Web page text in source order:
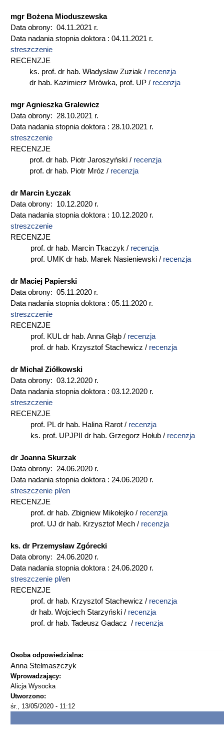
mgr Bożena Mioduszewska
Data obrony: 04.11.2021 r.
Data nadania stopnia doktora : 04.11.2021 r.
streszczenie
RECENZJE
ks. prof. dr hab. Władysław Zuziak / recenzja
dr hab. Kazimierz Mrówka, prof. UP / recenzja
mgr Agnieszka Gralewicz
Data obrony: 28.10.2021 r.
Data nadania stopnia doktora : 28.10.2021 r.
streszczenie
RECENZJE
prof. dr hab. Piotr Jaroszyński / recenzja
prof. dr hab. Piotr Mróz / recenzja
dr Marcin Łyczak
Data obrony: 10.12.2020 r.
Data nadania stopnia doktora : 10.12.2020 r.
streszczenie
RECENZJE
prof. dr hab. Marcin Tkaczyk / recenzja
prof. UMK dr hab. Marek Nasieniewski / recenzja
dr Maciej Papierski
Data obrony: 05.11.2020 r.
Data nadania stopnia doktora : 05.11.2020 r.
streszczenie
RECENZJE
prof. KUL dr hab. Anna Głąb / recenzja
prof. dr hab. Krzysztof Stachewicz / recenzja
dr Michał Ziółkowski
Data obrony: 03.12.2020 r.
Data nadania stopnia doktora : 03.12.2020 r.
streszczenie
RECENZJE
prof. PL dr hab. Halina Rarot / recenzja
ks. prof. UPJPII dr hab. Grzegorz Hołub / recenzja
dr Joanna Skurzak
Data obrony: 24.06.2020 r.
Data nadania stopnia doktora : 24.06.2020 r.
streszczenie pl/en
RECENZJE
prof. dr hab. Zbigniew Mikołejko / recenzja
prof. UJ dr hab. Krzysztof Mech / recenzja
ks. dr Przemysław Zgórecki
Data obrony: 24.06.2020 r.
Data nadania stopnia doktora : 24.06.2020 r.
streszczenie pl/en
RECENZJE
prof. dr hab. Krzysztof Stachewicz / recenzja
dr hab. Wojciech Starzyński / recenzja
prof. dr hab. Tadeusz Gadacz / recenzja
Osoba odpowiedzialna:
Anna Stelmaszczyk
Wprowadzający:
Alicja Wysocka
Utworzono:
śr., 13/05/2020 - 11:12